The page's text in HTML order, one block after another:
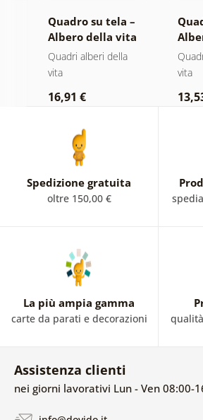
Quadro su tela –
Albero della vita
in vetrata
colorata
Quadri alberi della
vita
16,91 €
vita
Spedizione gratuita
oltre 150,00 €
La più ampia gamma
carte da parati e decorazioni
Assistenza clienti
nei giorni lavorativi Lun - Ven 08:00-